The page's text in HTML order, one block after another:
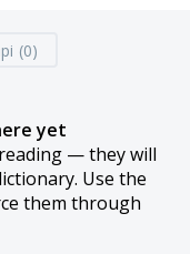
(0)
yet
— they will
Use the
them through